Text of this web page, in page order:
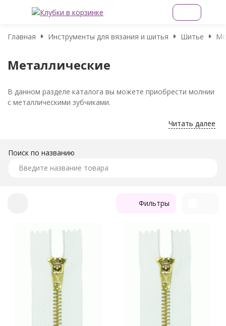
Главная Инструменты для вязания и шитья Шитье
Металлические
В данном разделе каталога вы можете приобрести молнии
с металлическими зубчиками.
Читать далее
Поиск по названию
Фильтры